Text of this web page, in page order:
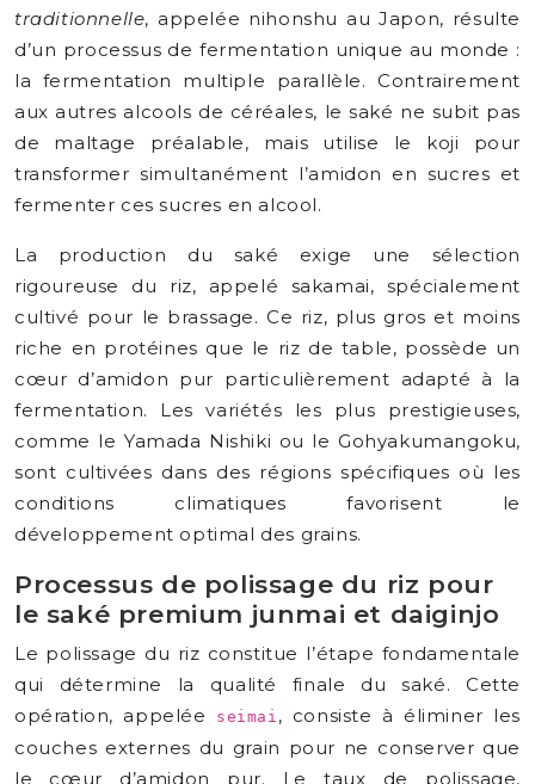
traditionnelle, appelée nihonshu au Japon, résulte
d’un processus de fermentation unique au monde :
la fermentation multiple parallèle. Contrairement
aux autres alcools de céréales, le saké ne subit pas
de maltage préalable, mais utilise le koji pour
transformer simultanément l’amidon en sucres et
fermenter ces sucres en alcool.
La production du saké exige une sélection
rigoureuse du riz, appelé sakamai, spécialement
cultivé pour le brassage. Ce riz, plus gros et moins
riche en protéines que le riz de table, possède un
cœur d’amidon pur particulièrement adapté à la
fermentation. Les variétés les plus prestigieuses,
comme le Yamada Nishiki ou le Gohyakumangoku,
sont cultivées dans des régions spécifiques où les
conditions climatiques favorisent le
développement optimal des grains.
Processus de polissage du riz pour
le saké premium junmai et daiginjo
Le polissage du riz constitue l’étape fondamentale
qui détermine la qualité finale du saké. Cette
opération, appelée
seimai , consiste à éliminer les
couches externes du grain pour ne conserver que
le cœur d’amidon pur. Le taux de polissage,